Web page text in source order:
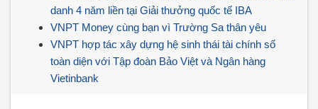
danh 4 năm liền tại Giải thưởng quốc tế IBA
VNPT Money cùng bạn vì Trường Sa thân yêu
VNPT hợp tác xây dựng hệ sinh thái tài chính số
toàn diện với Tập đoàn Bảo Việt và Ngân hàng
Vietinbank